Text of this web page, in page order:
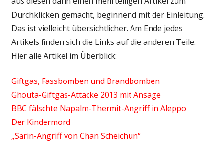
Durchklicken gemacht, beginnend mit der Einleitung.
Das ist vielleicht übersichtlicher. Am Ende jedes
Artikels finden sich die Links auf die anderen Teile.
Hier alle Artikel im Überblick:
Giftgas, Fassbomben und Brandbomben
Ghouta-Giftgas-Attacke 2013 mit Ansage
BBC fälschte Napalm-Thermit-Angriff in Aleppo
Der Kindermord
„Sarin-Angriff von Chan Scheichun“